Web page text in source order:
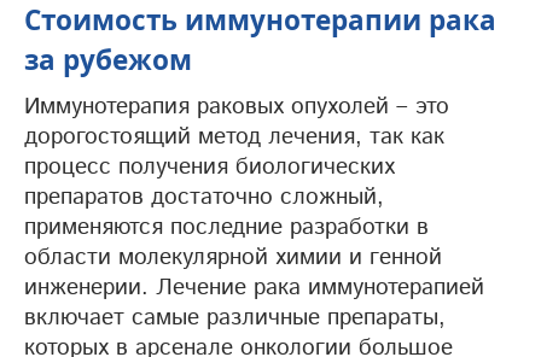
Стоимость иммунотерапии рака
за рубежом
Иммунотерапия раковых опухолей – это
дорогостоящий метод лечения, так как
процесс получения биологических
препаратов достаточно сложный,
применяются последние разработки в
области молекулярной химии и генной
инженерии. Лечение рака иммунотерапией
включает самые различные препараты,
которых в арсенале онкологии большое